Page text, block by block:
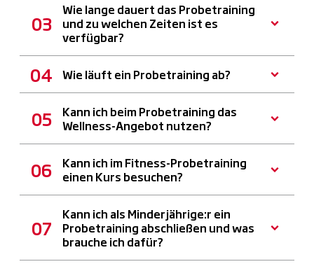
Wie lange dauert das Probetraining
und zu welchen Zeiten ist es
verfügbar?
Wie läuft ein Probetraining ab?
Kann ich beim Probetraining das
Wellness-Angebot nutzen?
Kann ich im Fitness-Probetraining
einen Kurs besuchen?
Kann ich als Minderjährige:r ein
Probetraining abschließen und was
brauche ich dafür?